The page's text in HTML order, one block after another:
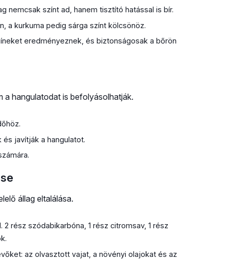
nemcsak színt ad, hanem tisztító hatással is bír.
a kurkuma pedig sárga színt kölcsönöz.
eredményeznek, és biztonságosak a bőrön
a hangulatodat is befolyásolhatják.
és javítják a hangulatot.
állag eltalálása.
rész szódabikarbóna, 1 rész citromsav, 1 rész
az olvasztott vajat, a növényi olajokat és az